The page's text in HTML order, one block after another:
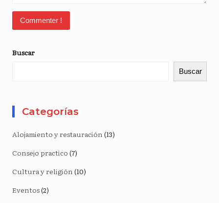
Buscar
Buscar
Categorías
Alojamiento y restauración (13)
Consejo practico (7)
Cultura y religión (10)
Eventos(2)